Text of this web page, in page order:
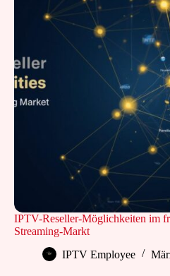
IPTV-Reseller-Möglichkeiten im
Streaming-Markt
IPTV Employee